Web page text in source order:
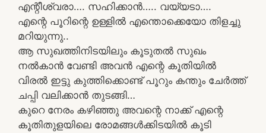
എന്റീശ്വരാ…. സഹിക്കാൻ….. വയ്യടാ….
എന്റെ പൂറിന്റെ ഉള്ളിൽ എന്തൊക്കെയോ തിളച്ചു
മറിയുന്നു..
ആ സുഖത്തിനിടയിലും കൂടുതൽ സുഖം
നൽകാൻ വേണ്ടി അവൻ എന്റെ കൂതിയിൽ
വിരൽ ഇട്ടു കുത്തിക്കൊണ്ട് പൂറും കന്തും ചേർത്ത്
ചപ്പി വലിക്കാൻ തുടങ്ങി…
കുറെ നേരം കഴിഞ്ഞു അവന്റെ നാക്ക് എന്റെ
കൂതിതുളയിലെ രോമങ്ങൾക്കിടയിൽ കൂടി